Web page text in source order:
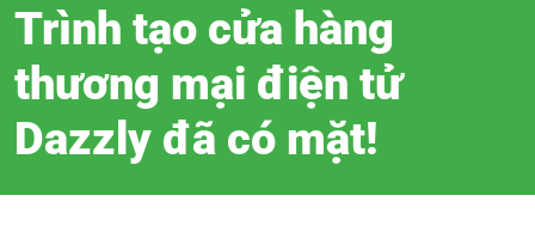
Trình tạo cửa hàng
thương mại điện tử
Dazzly đã có mặt!